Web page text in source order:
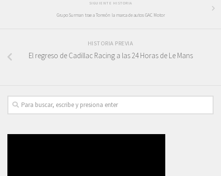
SIGUIENTE HISTORIA
Grupo Surman trae a Torreón la marca de autos GAC Motor
HISTORIA PREVIA
El regreso de Cadillac Racing a las 24 Horas de Le Mans